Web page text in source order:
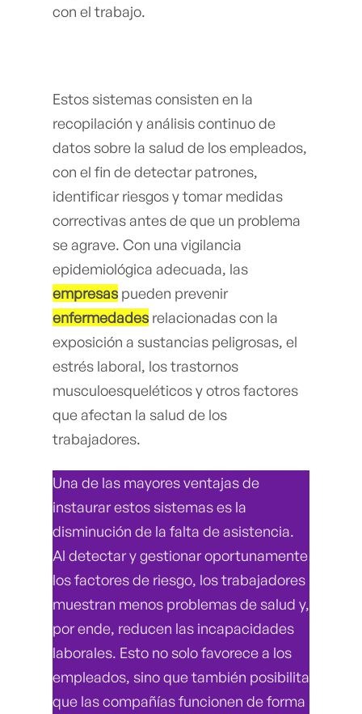
con el trabajo.
Estos sistemas consisten en la
recopilación y análisis continuo de
datos sobre la salud de los empleados,
con el fin de detectar patrones,
identificar riesgos y tomar medidas
correctivas antes de que un problema
se agrave. Con una vigilancia
epidemiológica adecuada, las
empresas pueden prevenir
enfermedades relacionadas con la
exposición a sustancias peligrosas, el
estrés laboral, los trastornos
musculoesqueléticos y otros factores
que afectan la salud de los
trabajadores.
Una de las mayores ventajas de
instaurar estos sistemas es la
disminución de la falta de asistencia.
Al detectar y gestionar oportunamente
los factores de riesgo, los trabajadores
muestran menos problemas de salud y,
por ende, reducen las incapacidades
laborales. Esto no solo favorece a los
empleados, sino que también posibilita
que las compañías funcionen de forma